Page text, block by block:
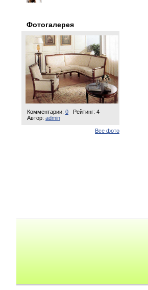
Фотогалерея
Комментарии: 0
Рейтинг: 4
Автор: admin
Все фото